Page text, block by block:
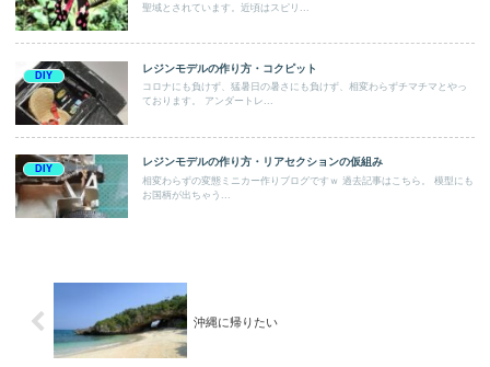
聖域とされています。近頃はスピリ...
DIY
レジンモデルの作り方・コクピット
コロナにも負けず、猛暑日の暑さにも負けず、相変わらずチマチマとやっ
ております。 アンダートレ...
DIY
レジンモデルの作り方・リアセクションの仮組み
相変わらずの変態ミニカー作りブログですｗ 過去記事はこちら。 模型にも
お国柄が出ちゃう...
沖縄に帰りたい